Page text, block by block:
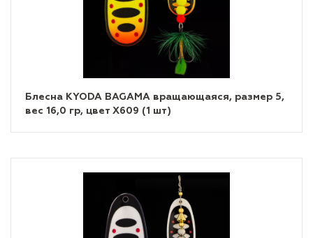
Блесна KYODA BAGAMA вращающаяся, размер 5,
вес 16,0 гр, цвет X609 (1 шт)